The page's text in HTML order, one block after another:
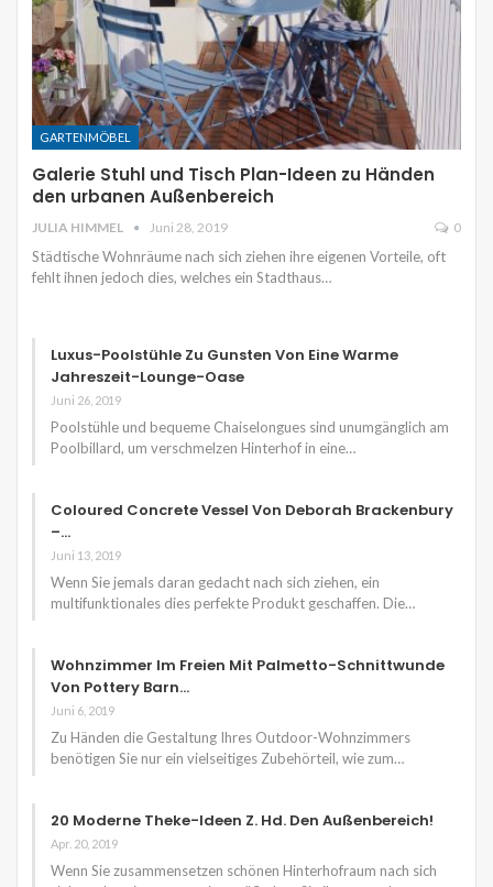
GARTENMÖBEL
Galerie Stuhl und Tisch Plan-Ideen zu Händen
den urbanen Außenbereich
JULIA HIMMEL Juni 28, 2019 0
Städtische Wohnräume nach sich ziehen ihre eigenen Vorteile, oft
fehlt ihnen jedoch dies, welches ein Stadthaus…
Luxus-Poolstühle Zu Gunsten Von Eine Warme
Jahreszeit-Lounge-Oase
Juni 26, 2019
Poolstühle und bequeme Chaiselongues sind unumgänglich am
Poolbillard, um verschmelzen Hinterhof in eine…
Coloured Concrete Vessel Von Deborah Brackenbury
–…
Juni 13, 2019
Wenn Sie jemals daran gedacht nach sich ziehen, ein
multifunktionales dies perfekte Produkt geschaffen. Die…
Wohnzimmer Im Freien Mit Palmetto-Schnittwunde
Von Pottery Barn…
Juni 6, 2019
Zu Händen die Gestaltung Ihres Outdoor-Wohnzimmers
benötigen Sie nur ein vielseitiges Zubehörteil, wie zum…
20 Moderne Theke-Ideen Z. Hd. Den Außenbereich!
Apr. 20, 2019
Wenn Sie zusammensetzen schönen Hinterhofraum nach sich